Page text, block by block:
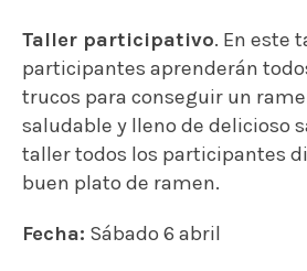
Taller participativo. En este
participantes aprenderán
trucos para conseguir un
saludable y lleno de delicioso
taller todos los participantes
buen plato de ramen.
Fecha: Sábado 6 abril